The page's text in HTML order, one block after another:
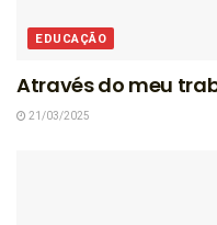
EDUCAÇÃO
Através do meu
21/03/2025